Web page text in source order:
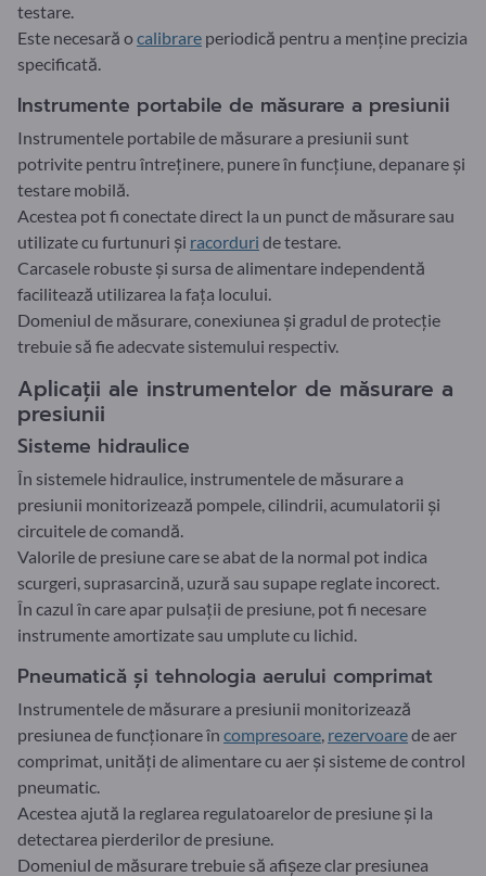
testare.
Este necesară ocalibrare periodică pentru a menține precizia
specificată.
Instrumente portabile de măsurare a presiunii
Instrumentele portabile de măsurare a presiunii sunt
potrivite pentru întreținere, punere în funcțiune, depanare și
testare mobilă.
Acestea pot fi conectate direct la un punct de măsurare sau
utilizate cu furtunuri și racorduri de testare.
Carcasele robuste și sursa de alimentare independentă
facilitează utilizarea la fața locului.
Domeniul de măsurare, conexiunea și gradul de protecție
trebuie să fie adecvate sistemului respectiv.
Aplicații ale instrumentelor de măsurare a
presiunii
Sisteme hidraulice
În sistemele hidraulice, instrumentele de măsurare a
presiunii monitorizează pompele, cilindrii, acumulatorii și
circuitele de comandă.
Valorile de presiune care se abat de la normal pot indica
scurgeri, suprasarcină, uzură sau supape reglate incorect.
În cazul în care apar pulsații de presiune, pot fi necesare
instrumente amortizate sau umplute cu lichid.
Pneumatică și tehnologia aerului comprimat
Instrumentele de măsurare a presiunii monitorizează
presiunea de funcționare în compresoare, rezervoarede aer
comprimat, unități de alimentare cu aer și sisteme de control
pneumatic.
Acestea ajută la reglarea regulatoarelor de presiune și la
detectarea pierderilor de presiune.
Domeniul de măsurare trebuie să afișeze clar presiunea